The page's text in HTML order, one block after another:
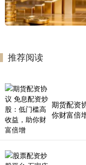
推荐阅读
期货配资
你财富倍